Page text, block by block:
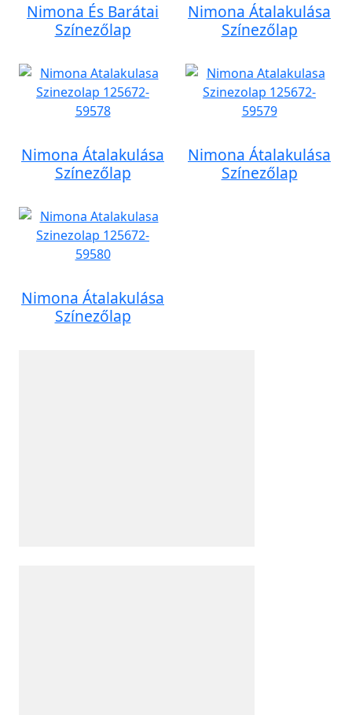
Nimona És Barátai
Színezőlap
Nimona Átalakulása
Színezőlap
Nimona Átalakulása
Színezőlap
Nimona Átalakulása
Színezőlap
Nimona Átalakulása
Színezőlap